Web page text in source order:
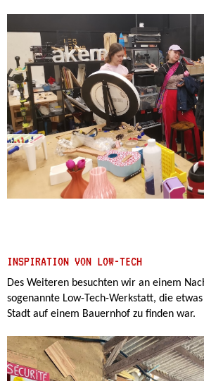
INSPIRATION VON LOW-TECH
Des Weiteren besuchten wir an einem
sogenannte Low-Tech-Werkstatt, die
Stadt auf einem Bauernhof zu finden war.